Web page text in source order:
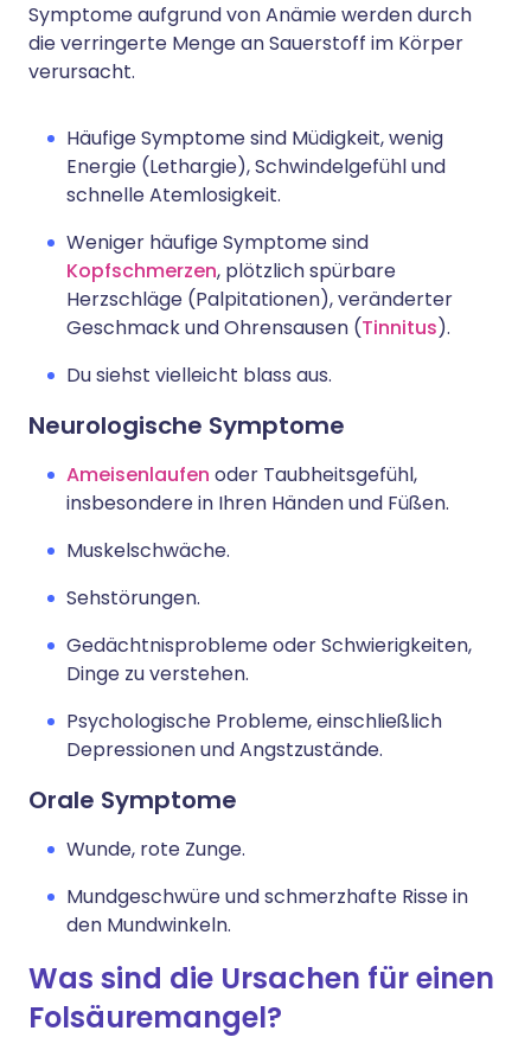
Symptome aufgrund von Anämie werden durch
die verringerte Menge an Sauerstoff im Körper
verursacht.
Häufige Symptome sind Müdigkeit, wenig
Energie (Lethargie), Schwindelgefühl und
schnelle Atemlosigkeit.
Weniger häufige Symptome sind
Kopfschmerzen, plötzlich spürbare
Herzschläge (Palpitationen), veränderter
Geschmack und Ohrensausen (Tinnitus).
Du siehst vielleicht blass aus.
Neurologische Symptome
Ameisenlaufen oder Taubheitsgefühl,
insbesondere in Ihren Händen und Füßen.
Muskelschwäche.
Sehstörungen.
Gedächtnisprobleme oder Schwierigkeiten,
Dinge zu verstehen.
Psychologische Probleme, einschließlich
Depressionen und Angstzustände.
Orale Symptome
Wunde, rote Zunge.
Mundgeschwüre und schmerzhafte Risse in
den Mundwinkeln.
Was sind die Ursachen für einen
Folsäuremangel?